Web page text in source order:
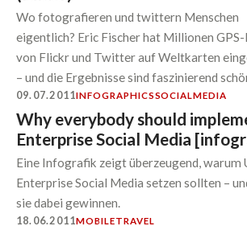
Wo fotografieren und twittern Menschen
eigentlich? Eric Fischer hat Millionen
von Flickr und Twitter auf Weltkarten
– und die Ergebnisse sind faszinierend
09.07.2011INFOGRAPHICSSOCIALMEDIA
Why everybody should
Enterprise Social Media
Eine Infografik zeigt überzeugend, warum
Enterprise Social Media setzen sollten –
sie dabei gewinnen.
18.06.2011MOBILETRAVEL